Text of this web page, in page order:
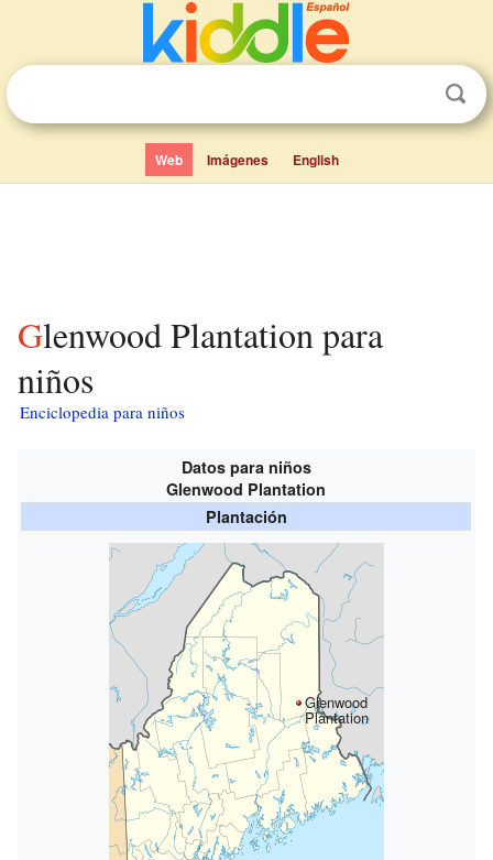
Web Imágenes English
Glenwood Plantation para
niños
Enciclopedia para niños
Datos para niños
Glenwood Plantation
Plantación
Glenwood
Plantation